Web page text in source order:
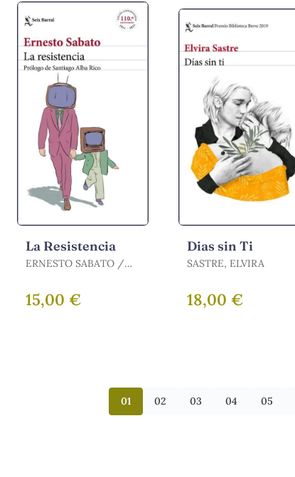
La Resistencia
ERNESTO SABATO /
15,00 €
Dias sin Ti
SASTRE, ELVIRA
18,00 €
01 02 03 04 05